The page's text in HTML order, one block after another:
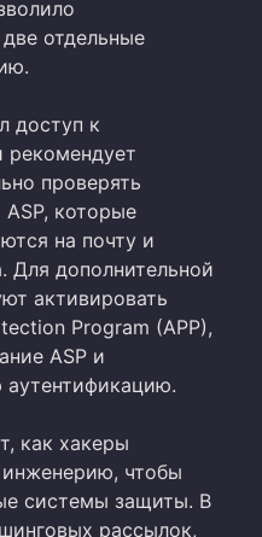
отдельные
доступ к
рекомендует
проверять
которые
на почту и
Для дополнительной
активировать
Program (APP),
ASP и
аутентификацию.
как хакеры
чтобы
системы защиты. В
рассылок,